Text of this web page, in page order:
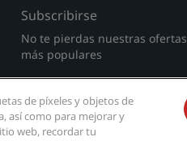
Subscribirse
No te pierdas nuestras ofertas
más populares
de píxeles y objetos de
así como para mejorar y
web, recordar tu